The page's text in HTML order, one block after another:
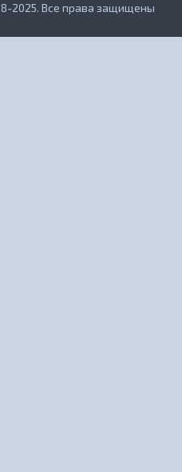
2025. Все права защищены